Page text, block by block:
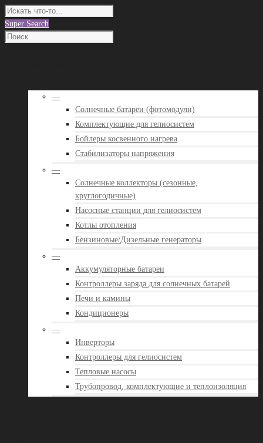
Super Search
—
Солнечные батареи (фотомодули)
Комплектующие для гелиосистем
Бойлеры косвенного нагрева
Стабилизаторы напряжения
—
Солнечные коллекторы (сезонные,
круглогодичные)
Насосные станции для гелиосистем
Котлы отопления
Бензиновые/Дизельные генераторы
—
Аккумуляторные батареи
Контроллеры заряда для солнечных батарей
Печи и камины
Кондиционеры
—
Инверторы
Контроллеры для гелиосистем
Тепловые насосы
Трубопровод, комплектующие и теплоизоляция